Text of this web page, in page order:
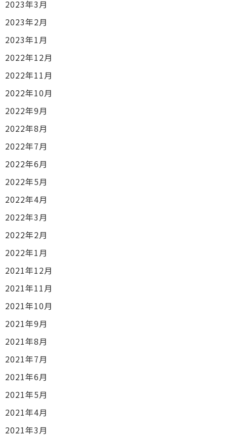
2023年3月
2023年2月
2023年1月
2022年12月
2022年11月
2022年10月
2022年9月
2022年8月
2022年7月
2022年6月
2022年5月
2022年4月
2022年3月
2022年2月
2022年1月
2021年12月
2021年11月
2021年10月
2021年9月
2021年8月
2021年7月
2021年6月
2021年5月
2021年4月
2021年3月